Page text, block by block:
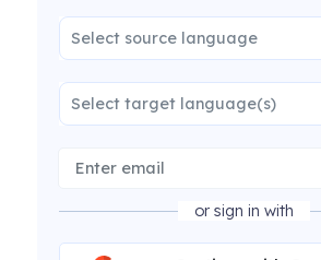
Select source language
Select target language(s)
or sign in with